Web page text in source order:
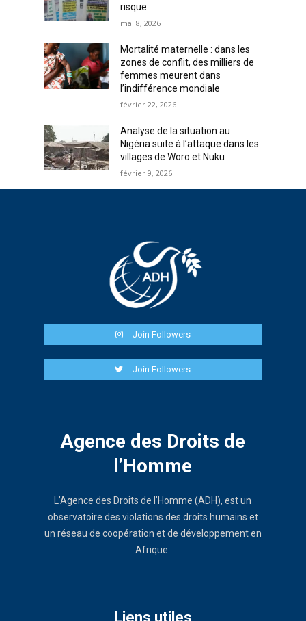
risque
mai 8, 2026
Mortalité maternelle : dans les
zones de conflit, des milliers de
femmes meurent dans
l’indifférence mondiale
février 22, 2026
Analyse de la situation au
Nigéria suite à l’attaque dans les
villages de Woro et Nuku
février 9, 2026
Join Followers
Join Followers
Agence des Droits de
l’Homme
L’Agence des Droits de l’Homme (ADH), est un
observatoire des violations des droits humains et
un réseau de coopération et de développement en
Afrique.
Liens utiles